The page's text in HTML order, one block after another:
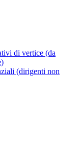
di vertice (da
(dirigenti non